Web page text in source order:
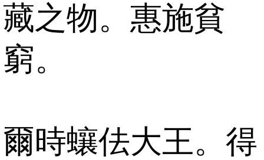
藏之物。惠施貧
窮。
爾時蠰佉大王。得